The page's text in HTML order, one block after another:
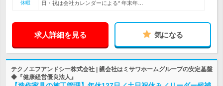
休暇
日・祝は会社カレンダーによる* 年末年…
求人詳細を見る 気になる
テクノエフアンドシー株式会社 | 親会社はミサワホームグループの安定基盤
◆『健康経営優良法人』